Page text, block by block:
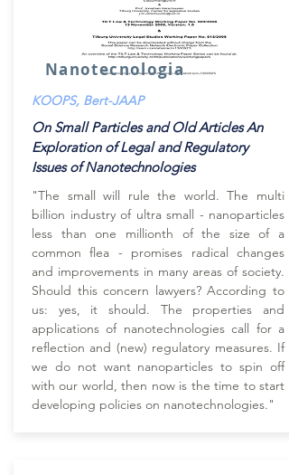
Nanotecnologia
KOOPS, Bert-JAAP
On Small Particles and Old Articles An
Exploration of Legal and Regulatory
Issues of Nanotechnologies
"The small will rule the world. The multi
billion industry of ultra small - nanoparticles
less than one millionth of the size of a
common flea - promises radical changes
and improvements in many areas of society.
Should this concern lawyers? According to
us: yes, it should. The properties and
applications of nanotechnologies call for a
reflection and (new) regulatory measures. If
we do not want nanoparticles to spin off
with our world, then now is the time to start
developing policies on nanotechnologies."